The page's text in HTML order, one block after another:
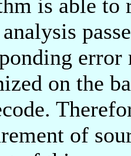
is able to
error
on the
of